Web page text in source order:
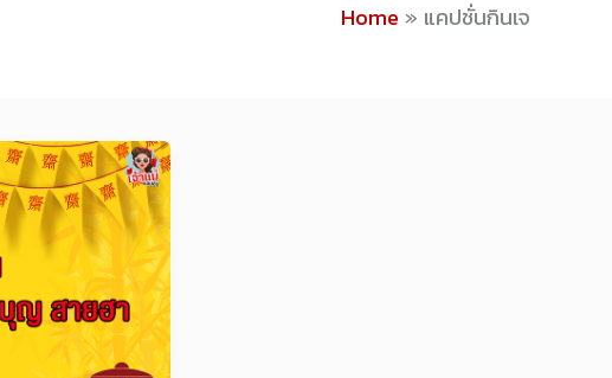
Home แคปชั่นกินเจ